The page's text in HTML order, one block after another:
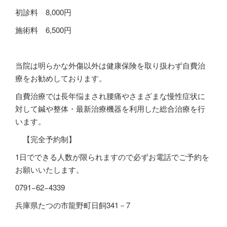
初診料 8,000円
施術料 6,500円
当院は明らかな外傷以外は健康保険を取り扱わず自費治
療をお勧めしております。
自費治療では長年悩まされ腰痛やさまざまな慢性症状に
対して鍼や整体・最新治療機器を利用した総合治療を行
います。
【完全予約制】
1日でできる人数が限られますので必ずお電話でご予約を
お願いいたします。
0791−62−4339
兵庫県たつの市龍野町日飼341－7